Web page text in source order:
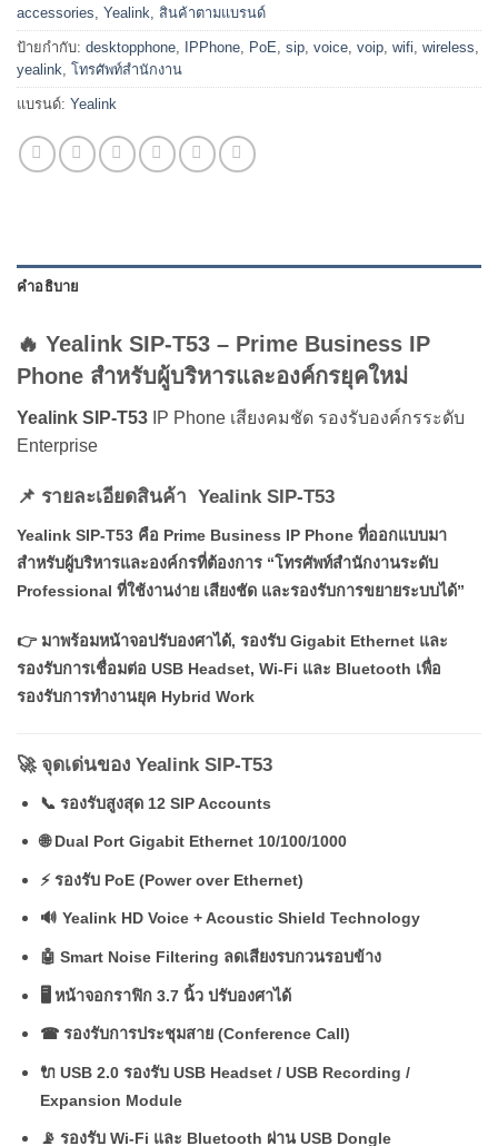
accessories Yealink สินค้าตามแบรนด์
ป้ายกำกับ: desktopphone IPPhone PoE sip voice voip wifi wireless
yealink โทรศัพท์สำนักงาน
แบรนด์: Yealink
คำอธิบาย
🔥 Yealink SIP-T53 – Prime Business IP
Phone สำหรับผู้บริหารและองค์กรยุคใหม่
Yealink SIP-T53 IP Phone เสียงคมชัด รองรับองค์กรระดับ
Enterprise
📌 รายละเอียดสินค้า Yealink SIP-T53
Yealink SIP-T53 คือ Prime Business IP Phone ที่ออกแบบมา
สำหรับผู้บริหารและองค์กรที่ต้องการ “โทรศัพท์สำนักงานระดับ
Professional ที่ใช้งานง่าย เสียงชัด และรองรับการขยายระบบได้”
👉 มาพร้อมหน้าจอปรับองศาได้, รองรับ Gigabit Ethernet และ
รองรับการเชื่อมต่อ USB Headset, Wi-Fi และ Bluetooth เพื่อ
รองรับการทำงานยุค Hybrid Work
🚀 จุดเด่นของ Yealink SIP-T53
📞 รองรับสูงสุด 12 SIP Accounts
🌐 Dual Port Gigabit Ethernet 10/100/1000
⚡ รองรับ PoE (Power over Ethernet)
🔊 Yealink HD Voice + Acoustic Shield Technology
🤖 Smart Noise Filtering ลดเสียงรบกวนรอบข้าง
🖥 หน้าจอกราฟิก 3.7 นิ้ว ปรับองศาได้
☎ รองรับการประชุมสาย (Conference Call)
🔌 USB 2.0 รองรับ USB Headset / USB Recording /
Expansion Module
📡 รองรับ Wi-Fi และ Bluetooth ผ่าน USB Dongle